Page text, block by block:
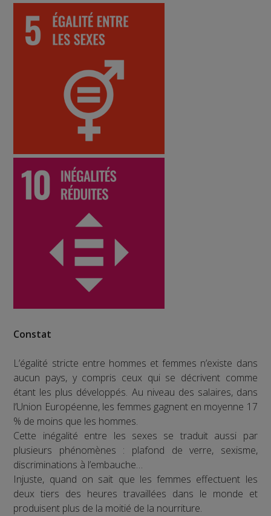
Constat
L’égalité stricte entre hommes et femmes n’existe dans
aucun pays, y compris ceux qui se décrivent comme
étant les plus développés. Au niveau des salaires, dans
l’Union Européenne, les femmes gagnent en moyenne 17
% de moins que les hommes.
Cette inégalité entre les sexes se traduit aussi par
plusieurs phénomènes : plafond de verre, sexisme,
discriminations à l’embauche…
Injuste, quand on sait que les femmes effectuent les
deux tiers des heures travaillées dans le monde et
produisent plus de la moitié de la nourriture.